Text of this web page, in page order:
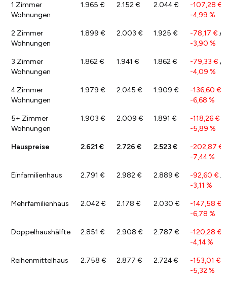
1 Zimmer
Wohnungen
1.965 € 2.152 € 2.044 € -107,28 €
-4,99 %
2 Zimmer
Wohnungen
1.899 € 2.003 € 1.925 € -78,17 € /
-3,90 %
3 Zimmer
Wohnungen
1.862 € 1.941 € 1.862 € -79,33 € /
-4,09 %
4 Zimmer
Wohnungen
1.979 € 2.045 € 1.909 € -136,60 €
-6,68 %
5+ Zimmer
Wohnungen
1.903 € 2.009 € 1.891 € -118,26 €
-5,89 %
Hauspreise 2.621 € 2.726 € 2.523 € -202,87 €
-7,44 %
Einfamilienhaus 2.791 € 2.982 € 2.889 € -92,60 € /
-3,11 %
Mehrfamilienhaus 2.042 € 2.178 € 2.030 € -147,58 €
-6,78 %
Doppelhaushälfte 2.851 € 2.908 € 2.787 € -120,28 €
-4,14 %
Reihenmittelhaus 2.758 € 2.877 € 2.724 € -153,01 €
-5,32 %